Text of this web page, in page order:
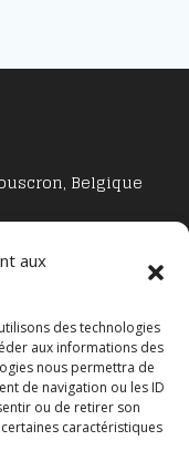
aux
des technologies
aux informations des
nous permettra de
de navigation ou les ID
ou de retirer son
caractéristiques
Belgique